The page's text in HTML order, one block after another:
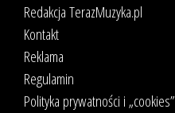
Redakcja TerazMuzyka.pl
Kontakt
Reklama
Regulamin
Polityka prywatności i „cookies”